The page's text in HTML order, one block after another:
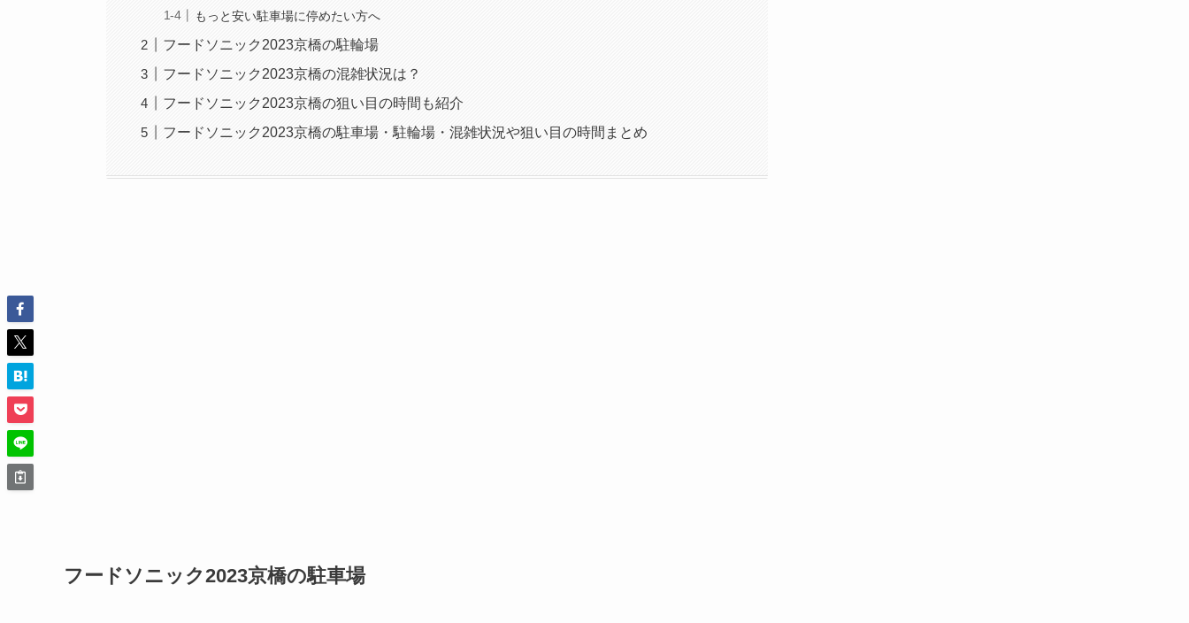
もっと安い駐車場に停めたい方へ
フードソニック2023京橋の駐輪場
フードソニック2023京橋の混雑状況は？
フードソニック2023京橋の狙い目の時間も紹介
フードソニック2023京橋の駐車場・駐輪場・混雑状況や狙い目の時間まとめ
フードソニック2023京橋の駐車場